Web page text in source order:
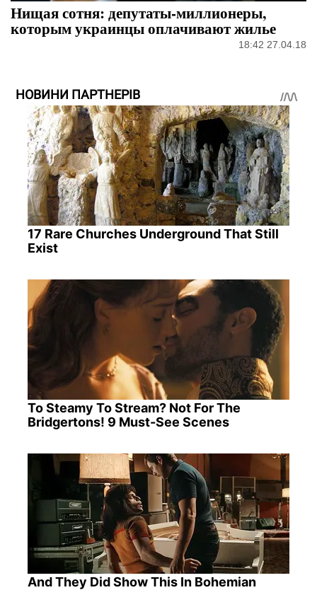
Нищая сотня: депутаты-миллионеры,
которым украинцы оплачивают жилье
18:42 27.04.18
НОВИНИ ПАРТНЕРІВ
17 Rare Churches Underground That Still
Exist
To Steamy To Stream? Not For The
Bridgertons! 9 Must-See Scenes
And They Did Show This In Bohemian